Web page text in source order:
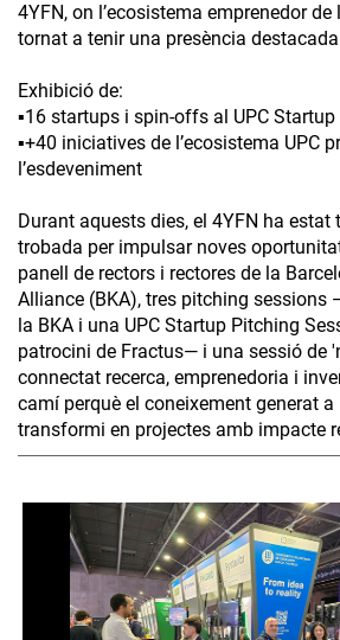
4YFN, on l’ecosistema emprenedor
tornat a tenir una presència
Exhibició de:
▪️16 startups i spin-offs al UPC Startup
▪️+40 iniciatives de l’ecosistema UPC
l’esdeveniment
Durant aquests dies, el 4YFN ha estat
trobada per impulsar noves
panell de rectors i rectores de la
Alliance (BKA), tres pitching sessions
la BKA i una UPC Startup Pitching
patrocini de Fractus— i una sessió de
connectat recerca, emprenedoria i
camí perquè el coneixement generat
transformi en projectes amb impacte